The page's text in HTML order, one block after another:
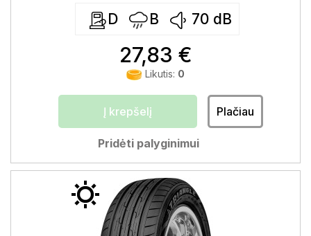
D B 70 dB
27,83 €
Likutis: 0
Į krepšelį Plačiau
Pridėti palyginimui